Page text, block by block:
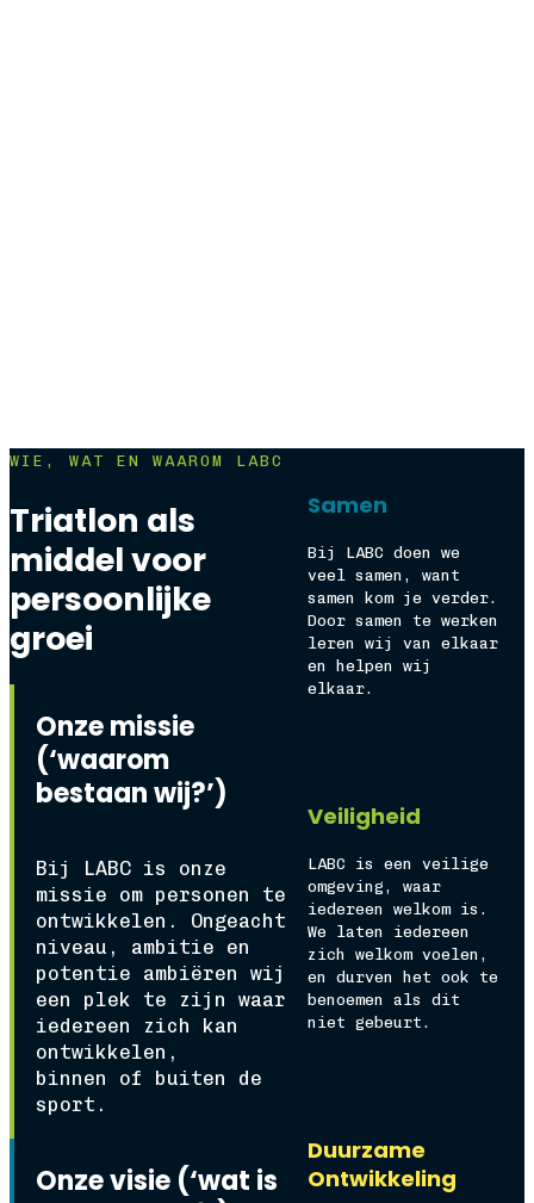
WIE, WAT EN WAAROM LABC
Triatlon als
middel voor
persoonlijke
groei
Onze missie
(‘waarom
bestaan wij?’)
Bij LABC is onze
missie om personen te
ontwikkelen. Ongeacht
niveau, ambitie en
potentie ambiëren wij
een plek te zijn waar
iedereen zich kan
ontwikkelen,
binnen of buiten de
sport.
Onze visie (‘wat is
Samen
Bij LABC doen we
veel samen, want
samen kom je verder.
Door samen te werken
leren wij van elkaar
en helpen wij
elkaar.
Veiligheid
LABC is een veilige
omgeving, waar
iedereen welkom is.
We laten iedereen
zich welkom voelen,
en durven het ook te
benoemen als dit
niet gebeurt.
Duurzame
Ontwikkeling